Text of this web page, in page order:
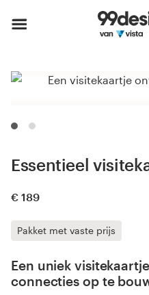
Essentieel
€ 189
Pakket met vaste prijs
Een uniek
connecties op te